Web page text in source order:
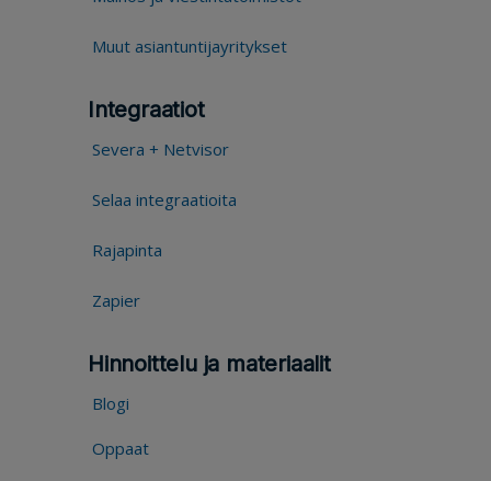
Muut asiantuntijayritykset
Integraatiot
Severa + Netvisor
Selaa integraatioita
Rajapinta
Zapier
Hinnoittelu ja materiaalit
Blogi
Oppaat